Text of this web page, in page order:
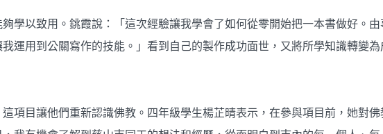
學以致用。銚霞說：「這次經驗讓我學會了如何從零開始把一本書做好。
運用到公關寫作的技能。」看到自己的製作成功面世，又將所學知識轉變為
項目讓他們重新認識佛教。四年級學生楊芷晴表示，在參與項目前，她對